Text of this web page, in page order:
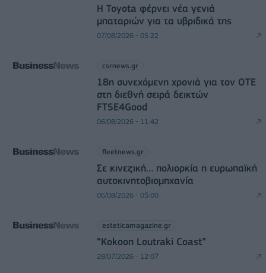
Η Toyota φέρνει νέα γενιά
μπαταριών για τα υβριδικά της
07/08/2026 - 05:22
csrnews.gr
18η συνεχόμενη χρονιά για τον ΟΤΕ
στη διεθνή σειρά δεικτών
FTSE4Good
06/08/2026 - 11:42
fleetnews.gr
Σε κινεζική… πολιορκία η ευρωπαϊκή
αυτοκινητοβιομηχανία
06/08/2026 - 05:00
esteticamagazine.gr
“Kokoon Loutraki Coast”
28/07/2026 - 12:07